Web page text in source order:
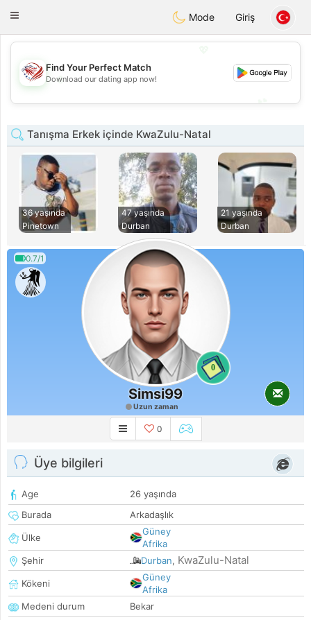
Dating
Toggle
Mode Giriş
💖
💕
Find Your Perfect Match
Download our dating app now!
Tanışma Erkek içinde KwaZulu-Natal
36 yaşında
Pinetown
47 yaşında
Durban
21 yaşında
Durban
0.7/1
0
Simsi99
Uzun zaman
0
Üye bilgileri
Age
26 yaşında
Burada
Arkadaşlık
Ülke
Güney
Afrika
Şehir
Durban, KwaZulu-Natal
Kökeni
Güney
Afrika
Medeni durum
Bekar